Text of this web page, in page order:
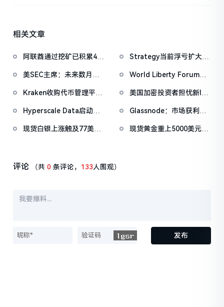
相关文章
阿联酋通过挖矿已积累4.5
Strategy当前浮亏扩大至
美SEC主席：未来数月将
化证券交易创新豁免等关
键举措
World Liberty Forum开
Trump称加密仍处「起跑
线」
Kraken收购代币管理平台
版图
美国加密投资者担忧新IRS
Hyperscale Data启动战
10万盎司白银
Glassnode：市场获利了
恐慌性抛售区间
现货白银上涨触及77美元/
现货黄金重上5000美元/
评论 （共0 条评论， 133人围观）
发布